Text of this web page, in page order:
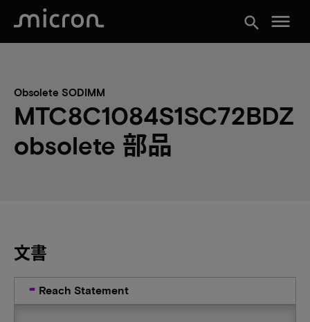
search menu
Obsolete SODIMM
MTC8C1084S1SC72BDZ
obsolete 部品
文書
Reach Statement